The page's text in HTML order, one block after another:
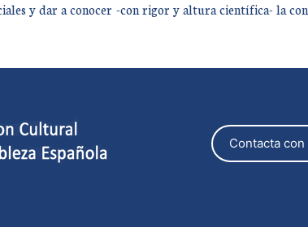
y dar a conocer -con rigor y altura científica- la
Contacta